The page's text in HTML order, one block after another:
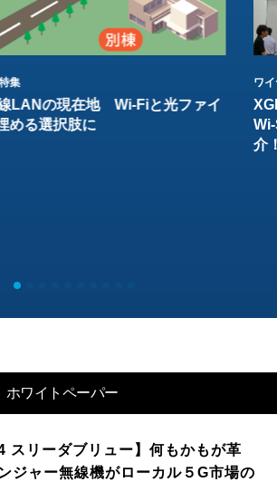
集
LANの現在地 Wi-Fiと光ファイ
める選択肢に
ワ
介
ホワイトペーパー
スリーダブリュー】何もかもが革
ジャー無線機がローカル５G市場の